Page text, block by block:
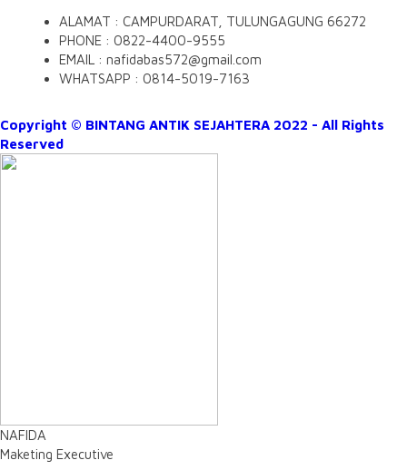
ALAMAT : CAMPURDARAT, TULUNGAGUNG 66272
PHONE : 0822-4400-9555
EMAIL : nafidabas572@gmail.com
WHATSAPP : 0814-5019-7163
Copyright © BINTANG ANTIK SEJAHTERA 2022 - All Rights
Reserved
NAFIDA
Maketing Executive